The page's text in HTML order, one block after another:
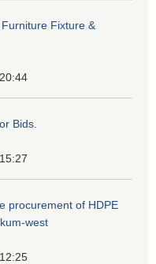
Fixture &
Bids.
procurement of HDPE
west